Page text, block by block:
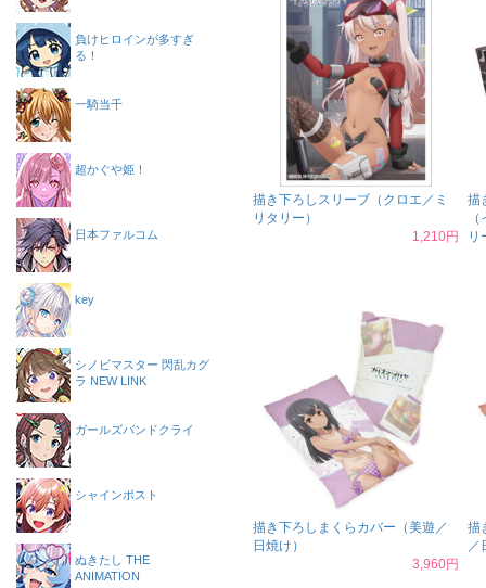
描き下ろしスリーブ（クロエ／ミ
リタリー）
1,210円
描
リ
描き下ろしまくらカバー（美遊／
日焼け）
3,960円
描
／
負けヒロインが多すぎ
る！
一騎当千
超かぐや姫！
日本ファルコム
key
シノビマスター 閃乱カグ
ラ NEW LINK
ガールズバンドクライ
シャインポスト
ぬきたし THE
ANIMATION